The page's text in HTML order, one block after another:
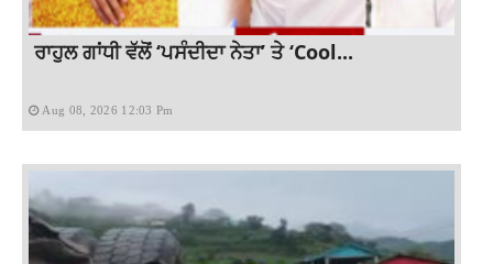
ਰਾਹੁਲ ਗਾਂਧੀ ਵੱਲੋਂ ‘ਪਸੰਦੀਦਾ ਨੇਤਾ’ ਤੇ ‘Cool...
Aug 08, 2026 12:03 Pm